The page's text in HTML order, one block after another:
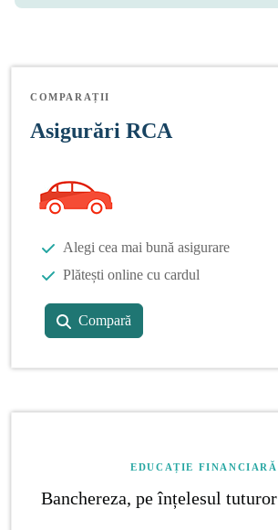
COMPARAȚII
Asigurări RCA
Alegi cea mai bună asigurare
Plătești online cu cardul
Compară
EDUCAȚIE FINANCIARĂ
Banchereza, pe înțelesul tuturor